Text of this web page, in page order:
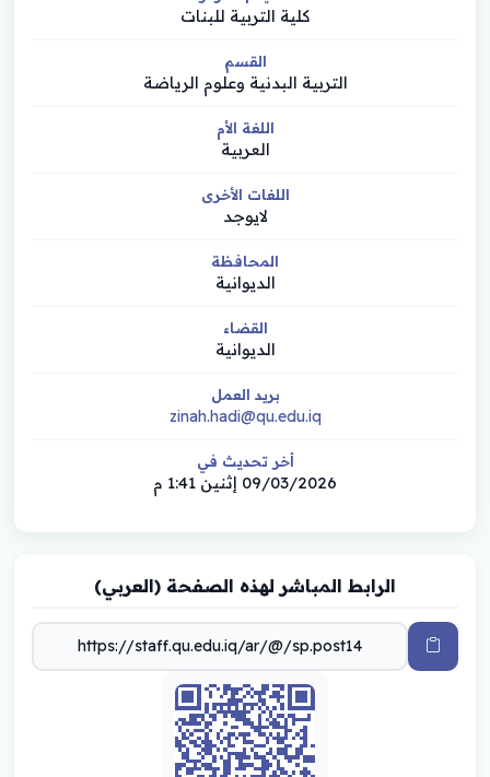
كلية التربية للبنات
القسم
التربية البدنية وعلوم الرياضة
اللغة الأم
العربية
اللغات الأخرى
لايوجد
المحافظة
الديوانية
القضاء
الديوانية
بريد العمل
zinah.hadi@qu.edu.iq
أخر تحديث في
09/03/2026 إثنين 1:41 م
الرابط المباشر لهذه الصفحة (العربي)